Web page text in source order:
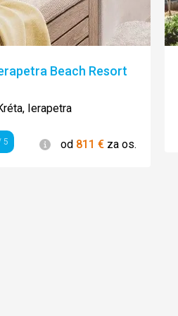
Beach Resort
Ierapetra
5 Informácie
od 811 € za os.